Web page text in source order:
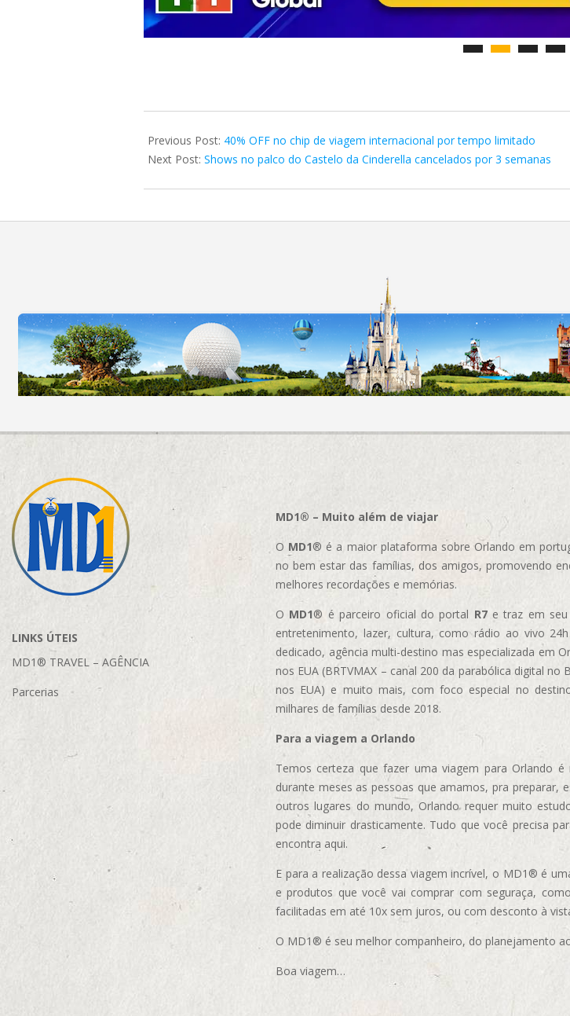
07-
05
Previous Post: 40% OFF no chip de viagem internacional por tempo limitado
Next Post: Shows no palco do Castelo da Cinderella cancelados por 3 semanas
LINKS ÚTEIS
MD1® TRAVEL – AGÊNCIA
Parcerias
MD1® – Muito além de viajar
O MD1® é a maior plataforma sobre Orlando em
no bem estar das famílias, dos amigos, promovendo
melhores recordações e memórias.
O MD1® é parceiro oficial do portal R7e traz em seu
entretenimento, lazer, cultura, como rádio ao vivo
dedicado, agência multi-destino mas especializada em
nos EUA (BRTVMAX – canal 200 da parabólica digital no
nos EUA) e muito mais, com foco especial no
milhares de famílias desde 2018.
Para a viagem a Orlando
Temos certeza que fazer uma viagem para Orlando
durante meses as pessoas que amamos, pra preparar,
outros lugares do mundo, Orlando requer muito
pode diminuir drasticamente. Tudo que você precisa
encontra aqui.
E para a realização dessa viagem incrível, o MD1® é
e produtos que você vai comprar com seguraça,
facilitadas em até 10x sem juros, ou com desconto à
O MD1® é seu melhor companheiro, do planejamento
Boa viagem…